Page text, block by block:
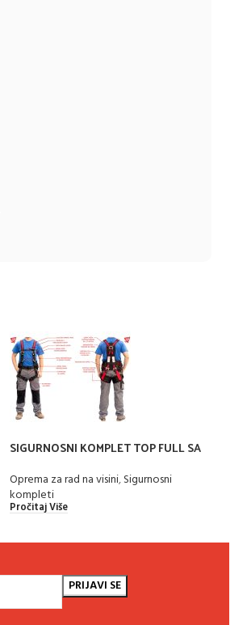
SIGURNOSNI KOMPLET TOP FULL SA
Oprema za rad na visini,Sigurnosni
kompleti
Pročitaj Više